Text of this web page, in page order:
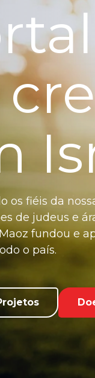
os fiéis da
de judeus e
fundou e
o país.